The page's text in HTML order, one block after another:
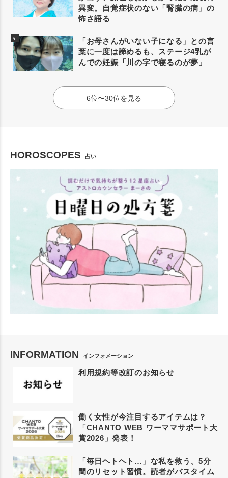
異変。自覚症状のない「腎臓の病」の
怖さ語る
「お母さんがいない子になる」との言
葉に一度は諦めるも、ステージ4乳が
んでの妊娠「川の字で寝るのが夢」
6位〜30位を見る
HOROSCOPES 占い
INFORMATION インフォメーション
利用規約等改訂のお知らせ
働く女性が今注目するアイテムは？
「CHANTO WEB ワーママサポート大
賞2026」発表！
「毎日ヘトヘト…」な私を救う、5分
間のリセット習慣。読者がバスタイム